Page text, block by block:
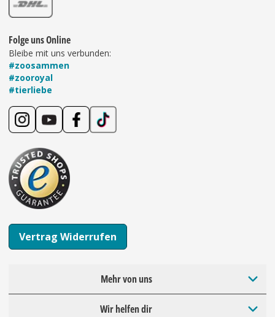
Folge uns Online
Bleibe mit uns verbunden:
#zoosammen
#zooroyal
#tierliebe
Vertrag Widerrufen
Mehr von uns
Wir helfen dir